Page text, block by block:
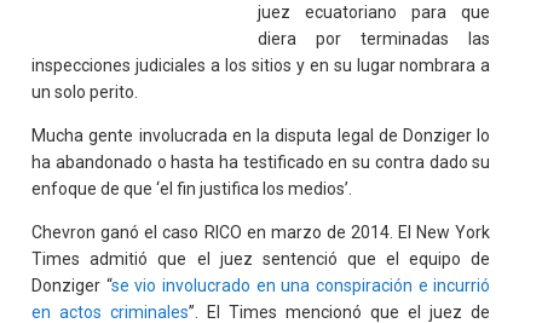
juez ecuatoriano para que
diera por terminadas las
inspecciones judiciales a los sitios y en su lugar nombrara a
un solo perito.
Mucha gente involucrada en la disputa legal de Donziger lo
ha abandonado o hasta ha testificado en su contra dado su
enfoque de que ‘el fin justifica los medios’.
Chevron ganó el caso RICO en marzo de 2014. El New York
Times admitió que el juez sentenció que el equipo de
Donziger “se vio involucrado en una conspiración e incurrió
en actos criminales”. El Times mencionó que el juez de